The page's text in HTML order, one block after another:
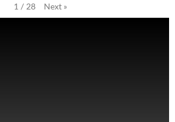
1 / 28 Next »